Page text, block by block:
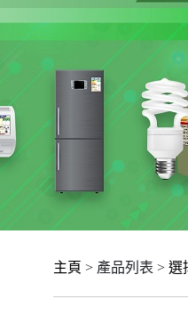
主頁 > 產品列表 > 選